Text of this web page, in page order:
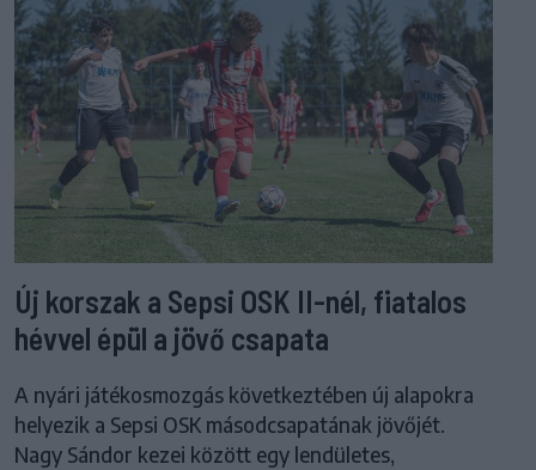
Új korszak a Sepsi OSK II-nél, fiatalos
hévvel épül a jövő csapata
A nyári játékosmozgás következtében új alapokra
helyezik a Sepsi OSK másodcsapatának jövőjét.
Nagy Sándor kezei között egy lendületes,